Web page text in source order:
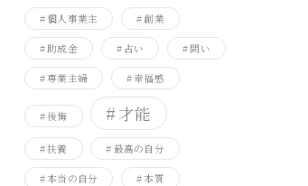
個人事業主 創業
助成金 占い 問い
専業主婦 幸福感
後悔 才能
扶養 最高の自分
本当の自分 本質